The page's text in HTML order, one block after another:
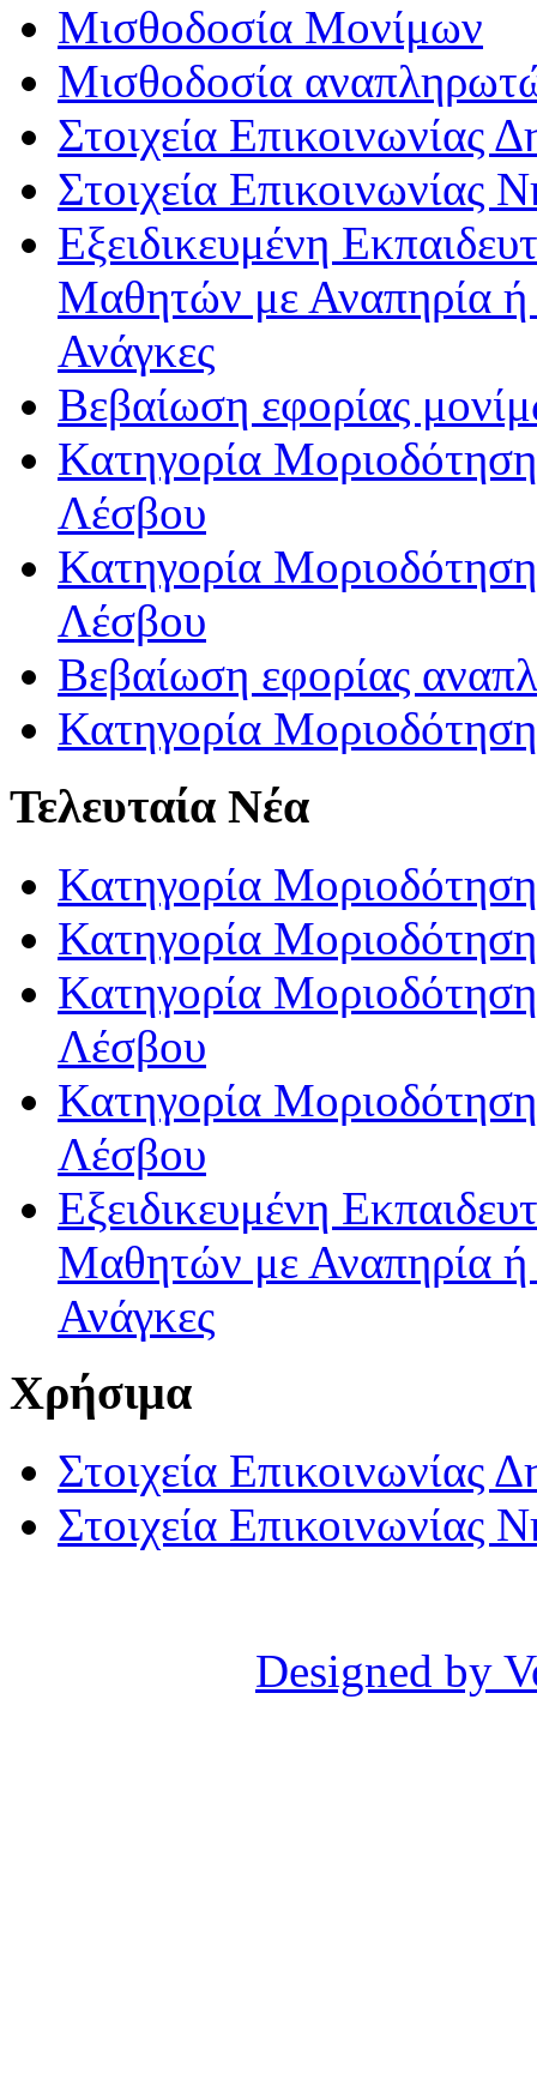
Μισθοδοσία Μονίμων
Μισθοδοσία
Στοιχεία Επικοινωνίας
Στοιχεία Επικοινωνίας
Εξειδικευμένη
Μαθητών με Αναπηρία ή /
Ανάγκες
Βεβαίωση εφορίας
Κατηγορία
Λέσβου
Κατηγορία
Λέσβου
Βεβαίωση εφορίας
Κατηγορία
Τελευταία Νέα
Κατηγορία
Κατηγορία
Κατηγορία
Λέσβου
Κατηγορία
Λέσβου
Εξειδικευμένη
Μαθητών με Αναπηρία ή /
Ανάγκες
Χρήσιμα
Στοιχεία Επικοινωνίας
Στοιχεία Επικοινωνίας
Designed by